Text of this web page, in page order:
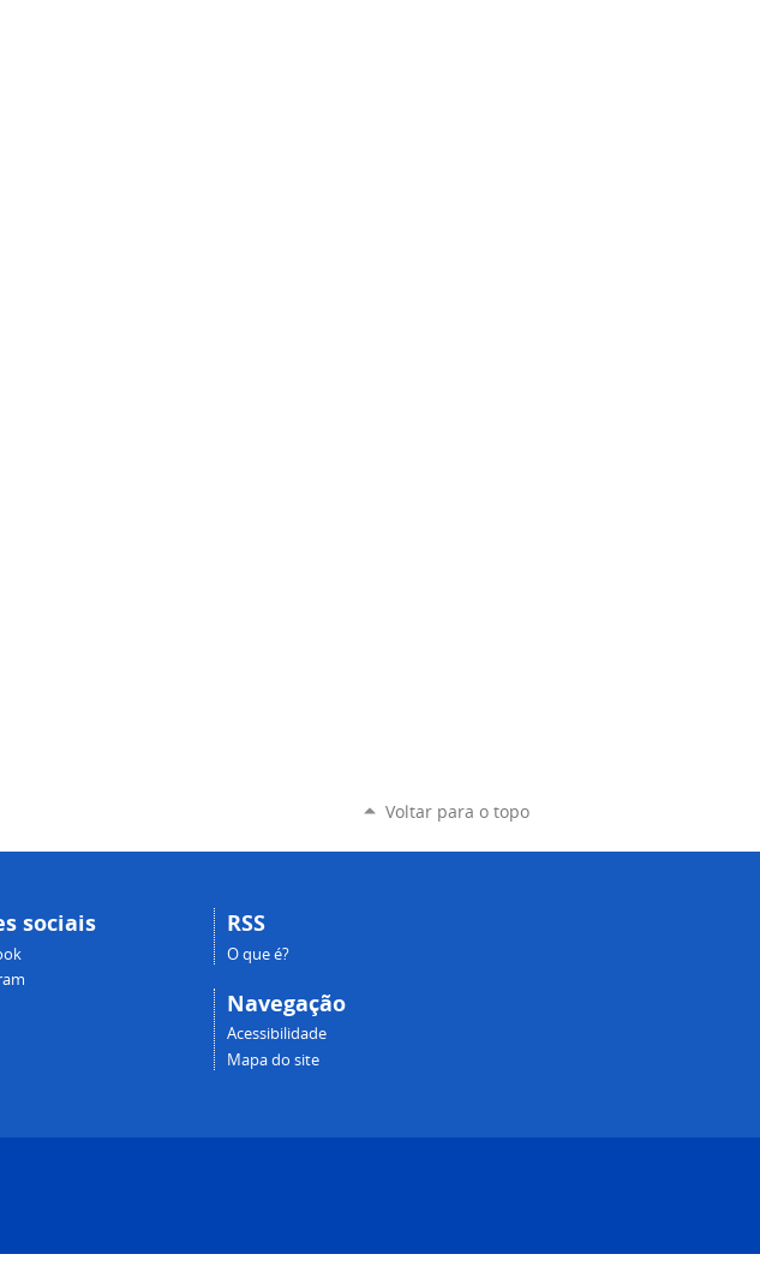
Voltar para o topo
sociais RSS
O que é?
Navegação
Acessibilidade
Mapa do site